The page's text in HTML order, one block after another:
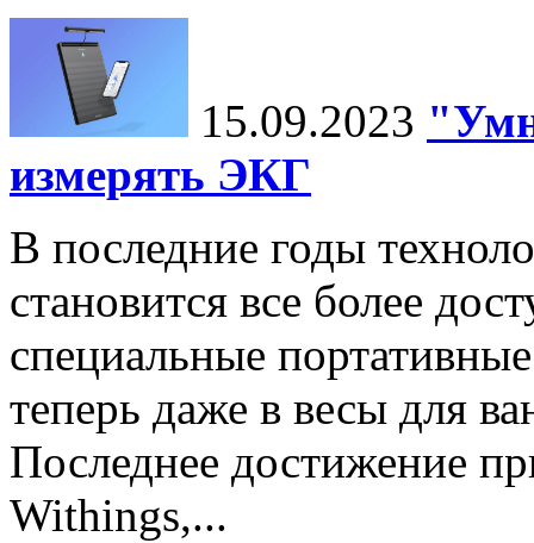
15.09.2023
измерять ЭКГ
В последние годы
становится все более
специальные
теперь даже в весы для
Последнее достижение
Withings,...